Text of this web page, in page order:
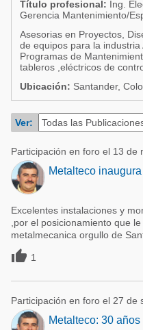
Acuacultura
Micotoxinas
Avicultura
Porcicultura
Lechería
Balanceados - Piensos
Comunidades en
Micotoxinas
Avicultura
Porcicultura
Ganadería
Título profesional: Ing.
Gerencia Mantenimiento/
Asesorias en Proyectos,
de equipos para la
Programas de
tableros ,eléctricos de
Ubicación: Santander,
Ver:
Participación en foro el 13 de
Metalteco
Excelentes instalaciones y
,por el posicionamiento que
metalmecanica orgullo de
 1
Participación en foro el 27 de
Metalteco: 30